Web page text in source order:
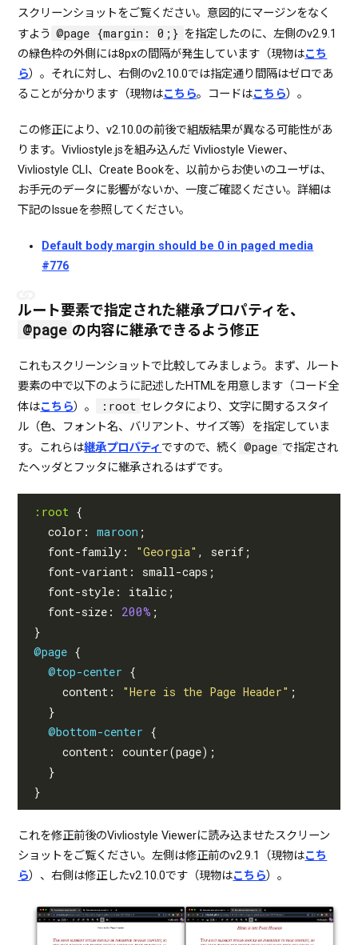
スクリーンショットをご覧ください。意図的にマージンをなく
すよう @page {margin: 0;} を指定したのに、左側のv2.9.1
の緑色枠の外側には8pxの間隔が発生しています（現物はこち
ら）。それに対し、右側のv2.10.0では指定通り間隔はゼロであ
ることが分かります（現物はこちら。コードはこちら）。
この修正により、v2.10.0の前後で組版結果が異なる可能性があ
ります。Vivliostyle.jsを組み込んだ Vivliostyle Viewer、
Vivliostyle CLI、Create Bookを、以前からお使いのユーザは、
お手元のデータに影響がないか、一度ご確認ください。詳細は
下記のIssueを参照してください。
Default body margin should be 0 in paged media
#776
ルート要素で指定された継承プロパティを、
@page の内容に継承できるよう修正
これもスクリーンショットで比較してみましょう。まず、ルート
要素の中で以下のように記述したHTMLを用意します（コード全
体はこちら）。 :root セレクタにより、文字に関するスタイ
ル（色、フォント名、バリアント、サイズ等）を指定していま
す。これらは継承プロパティですので、続く @page で指定され
たヘッダとフッタに継承されるはずです。
:root {
color : maroon ;
font-family : "Georgia" , serif ;
font-variant : small-caps ;
font-style : italic ;
font-size : 200% ;
}
@page {
@top-center {
content : "Here is the Page Header" ;
}
@bottom-center {
content : counter(page);
}
}
これを修正前後のVivliostyle Viewerに読み込ませたスクリーン
ショットをご覧ください。左側は修正前のv2.9.1（現物はこち
ら）、右側は修正したv2.10.0です（現物はこちら）。